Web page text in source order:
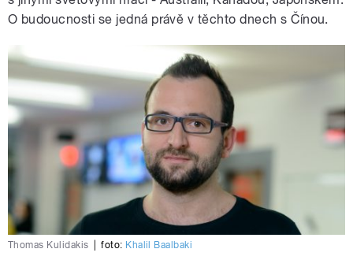
O budoucnosti se jedná právě v těchto dnech s Čínou.
Thomas Kulidakis foto: Khalil Baalbaki